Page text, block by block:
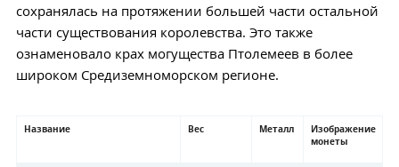
сохранялась на протяжении большей части остальной
части существования королевства. Это также
ознаменовало крах могущества Птолемеев в более
широком Средиземноморском регионе.
Название Вес Металл
Изображение
монеты